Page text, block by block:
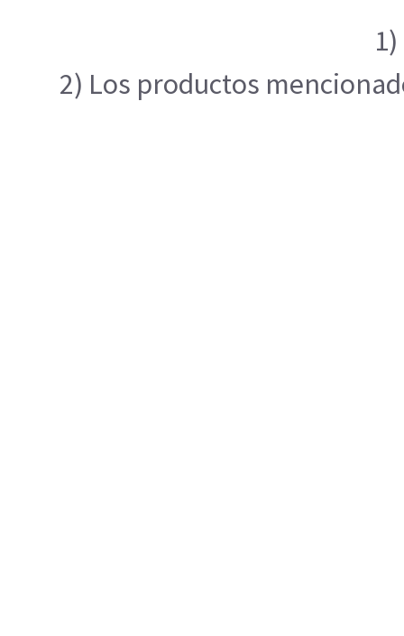
2) Los productos